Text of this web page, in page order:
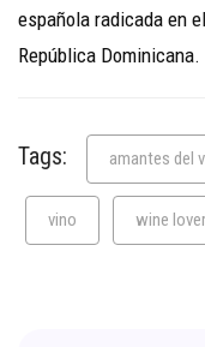
española radicada en
República Dominicana.
Tags: amantes del
vino wine